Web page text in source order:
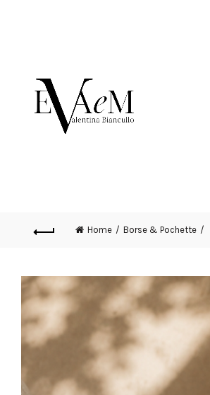
Home Borse & Pochette